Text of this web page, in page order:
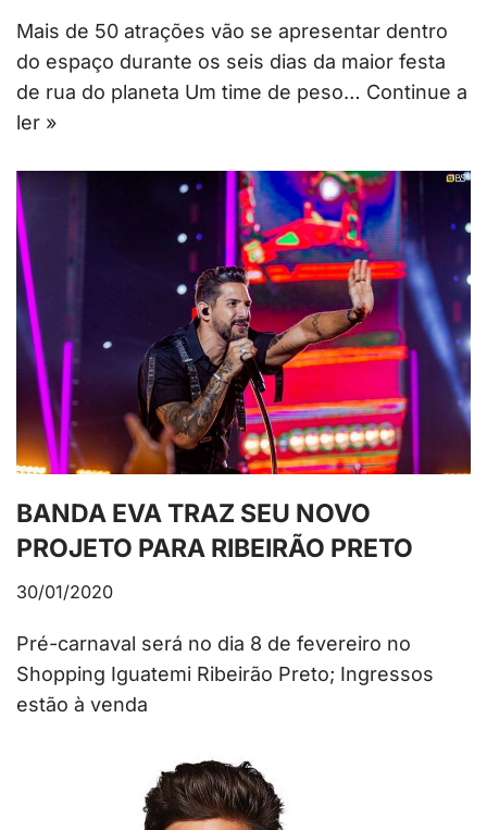
Mais de 50 atrações vão se apresentar dentro
do espaço durante os seis dias ​​da maior festa
de rua do planeta Um time de peso… Continue a
ler »
BANDA EVA TRAZ SEU NOVO
PROJETO PARA RIBEIRÃO PRETO
30/01/2020
Pré-carnaval será no dia 8 de fevereiro no
Shopping Iguatemi Ribeirão Preto; Ingressos
estão à venda